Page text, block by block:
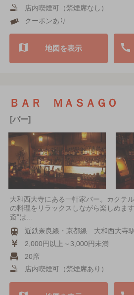
店内喫煙可（禁煙席なし）
クーポンあり
地図を表示
ＢＡＲ ＭＡＳＡＧＯ
[バー]
大和西大寺にある一軒家バー。カクテ
の料理をリラックスしながら楽しめま
斎”は…
近鉄奈良線・京都線 大和西大寺
2,000円以上～3,000円未満
20席
店内喫煙可（禁煙席あり）